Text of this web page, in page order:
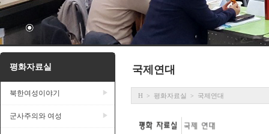
평화자료실
북한여성이야기 ▶
군사주의와 여성 ▶
국제연대
H > 평화자료실 > 국제연대